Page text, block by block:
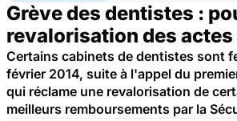
Grève des dentistes :
revalorisation des actes
Certains cabinets de dentistes sont
février 2014, suite à l'appel du
qui réclame une revalorisation de
meilleurs remboursements par la